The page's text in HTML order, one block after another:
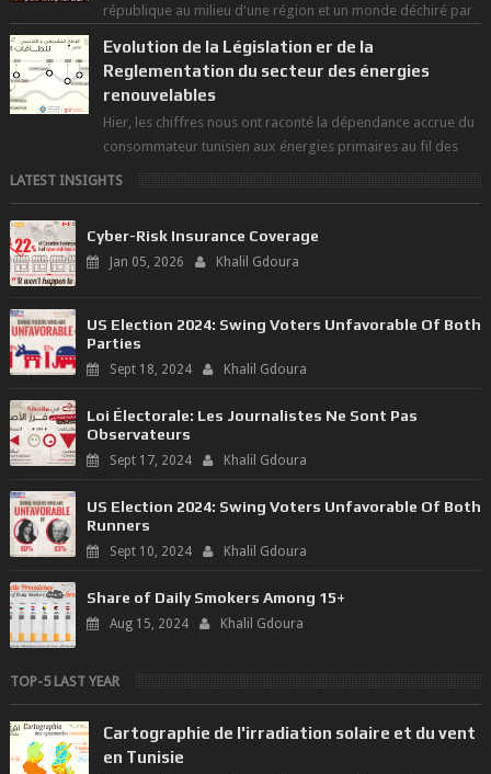
république au milieu d'une région et un monde déchiré par
Evolution de la Législation er de la
Reglementation du secteur des énergies
renouvelables
Hier, les chiffres nous ont raconté la dépendance accrue du
consommateur tunisien aux énergies primaires au fil des
dernières décennies ( ...
LATEST INSIGHTS
Cyber-Risk Insurance Coverage
Jan 05, 2026 Khalil Gdoura
US Election 2024: Swing Voters Unfavorable Of Both
Parties
Sept 18, 2024 Khalil Gdoura
Loi Électorale: Les Journalistes Ne Sont Pas
Observateurs
Sept 17, 2024 Khalil Gdoura
US Election 2024: Swing Voters Unfavorable Of Both
Runners
Sept 10, 2024 Khalil Gdoura
Share of Daily Smokers Among 15+
Aug 15, 2024 Khalil Gdoura
TOP-5 LAST YEAR
Cartographie de l'irradiation solaire et du vent
en Tunisie